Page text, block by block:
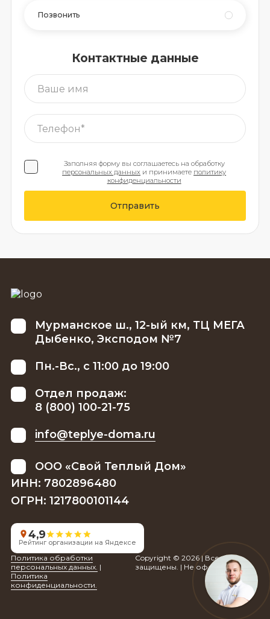
Позвонить
Контактные данные
Заполняя форму вы соглашаетесь на обработку
персональных данных и принимаете политику
конфиденциальности
Отправить
Мурманское ш., 12-ый км, ТЦ МЕГА
Дыбенко, Эксподом №7
Пн.-Вс., с 11:00 до 19:00
Отдел продаж:
8 (800) 100-21-75
info@teplye-doma.ru
ООО «Свой Теплый Дом»
ИНН: 7802896480
ОГРН: 1217800101144
4,9
Рейтинг организации на Яндексе
Copyright © 2026 | Все права
защищены. | Не оферта.
Политика обработки
персональных данных. |
Политика
конфиденциальности.